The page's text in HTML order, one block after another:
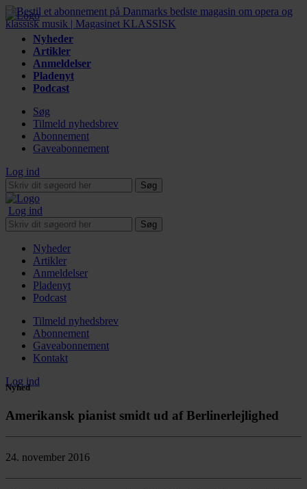
Nyheder
Artikler
Anmeldelser
Pladenyt
Podcast
Søg
Tilmeld nyhedsbrev
Abonnement
Gaveabonnement
Log ind
Søg
Log ind
Søg
Nyheder
Artikler
Anmeldelser
Pladenyt
Podcast
Tilmeld nyhedsbrev
Abonnement
Gaveabonnement
Kontakt
Log ind
Nyhed
Amerikansk pianist smidt ud af Berlinerlejlighed
24. november 2016